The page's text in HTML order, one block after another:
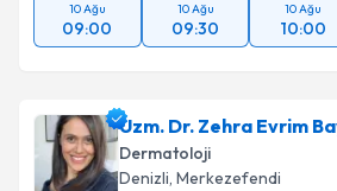
10 Ağu
09:00
10 Ağu
09:30
10 Ağu
10:00
Uzm. Dr. Zehra Evrim
Dermatoloji
Denizli, Merkezefendi